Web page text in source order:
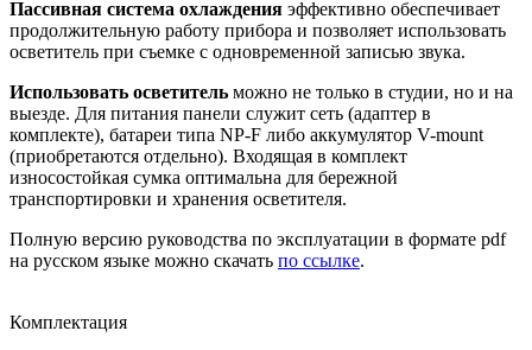
Пассивная система охлаждения эффективно обеспечивает
продолжительную работу прибора и позволяет использовать
осветитель при съемке с одновременной записью звука.
Использовать осветитель можно не только в студии, но и на
выезде. Для питания панели служит сеть (адаптер в
комплекте), батареи типа NP-F либо аккумулятор V-mount
(приобретаются отдельно). Входящая в комплект
износостойкая сумка оптимальна для бережной
транспортировки и хранения осветителя.
Полную версию руководства по эксплуатации в формате pdf
на русском языке можно скачать по ссылке.
Комплектация